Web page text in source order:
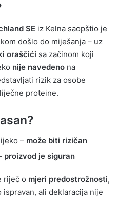
SE iz Kelna saopštio je
došlo do miješanja – uz
oraščići sa začinom koji
nije navedeno na
rizik za osobe
proteine.
– može biti rizičan
proizvod je siguran
riječ o mjeri predostrožnosti,
ali deklaracija nije